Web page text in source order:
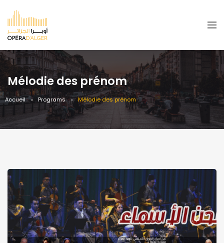
Mélodie des prénom
Accueil Programs Mélodie des prénom